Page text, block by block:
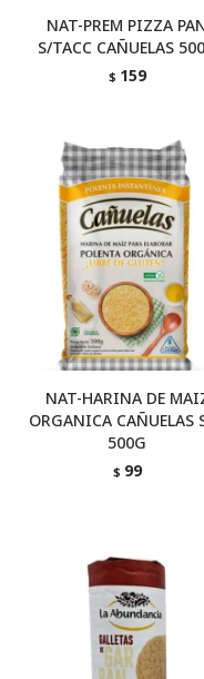
NAT-PREM PIZZA
S/TACC CAÑUELAS
$ 159
NAT-HARINA DE
ORGANICA CAÑUELAS
500G
$ 99